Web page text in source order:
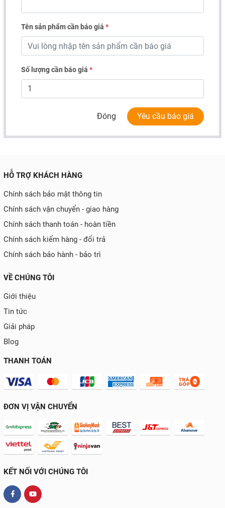
Tên sản phẩm cần báo giá *
Số lượng cần báo giá *
Đóng Yêu cầu báo giá
HỖ TRỢ KHÁCH HÀNG
Chính sách bảo mật thông tin
Chính sách vận chuyển - giao hàng
Chính sách thanh toán - hoàn tiền
Chính sách kiểm hàng - đổi trả
Chính sách bảo hành - bảo trì
VỀ CHÚNG TÔI
Giới thiệu
Tin tức
Giải pháp
Blog
THANH TOÁN
ĐƠN VỊ VẬN CHUYỂN
KẾT NỐI VỚI CHÚNG TÔI